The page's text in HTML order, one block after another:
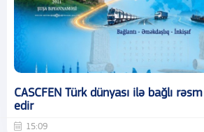
CASCFEN Türk dünyası ilə bağlı
edir
15:09